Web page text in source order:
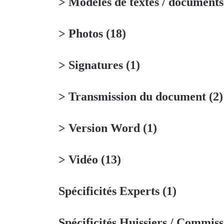
> Photos (18)
> Signatures (1)
> Transmission du document (2)
> Version Word (1)
> Vidéo (13)
Spécificités Experts (1)